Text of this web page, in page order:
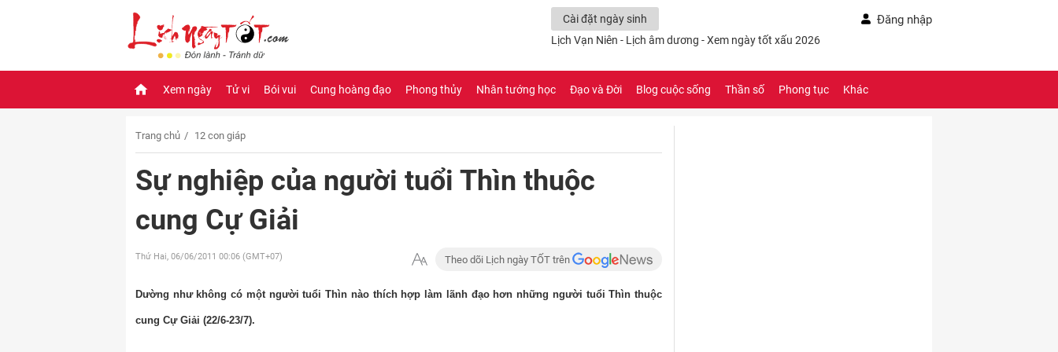
Cài đặt ngày sinh Đăng nhập
Lịch Vạn Niên - Lịch âm dương - Xem ngày tốt xấu 2026
Xem ngày Tử vi Bói vui Cung hoàng đạo Phong thủy Nhân tướng học Đạo và Đời Blog cuộc sống Thần số Phong tục Khác
Trang chủ 12 con giáp
Sự nghiệp của người tuổi Thìn thuộc
cung Cự Giải
Thứ Hai, 06/06/2011 00:06 (GMT+07) Theo dõi Lịch ngày TỐT trên
Dường như không có một người tuổi Thìn nào thích hợp làm lãnh đạo hơn những người tuổi Thìn thuộc
cung Cự Giải (22/6-23/7).